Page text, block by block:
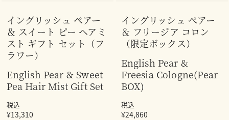
イングリッシュ ぺアー
＆ スイート ピー ヘアミ
スト ギフト セット（フ
ラワー）
English Pear & Sweet
Pea Hair Mist Gift Set
税込
¥13,310
イングリッシュ ぺアー
＆ フリージア コロン
（限定ボックス）
English Pear &
Freesia Cologne(Pear
BOX)
税込
¥24,860